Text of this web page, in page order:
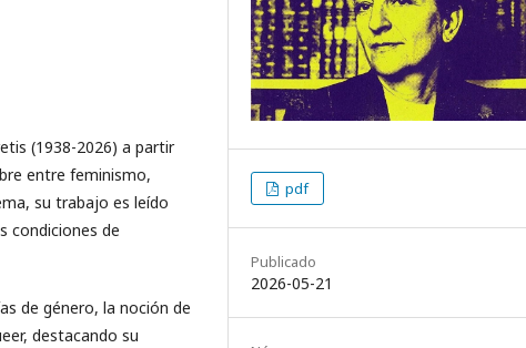
(1938-2026) a partir
entre feminismo,
su trabajo es leído
condiciones de
de género, la noción de
destacando su
pdf
Publicado
2026-05-21